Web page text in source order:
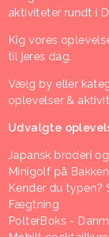
aktiviteter rundt i
Kig vores
til jeres dag.
Vælg by eller
oplevelser &
Udvalgte
Japansk broderi
Minigolf på Bakken
Kender du typen?
Fægtning
PolterBoks -